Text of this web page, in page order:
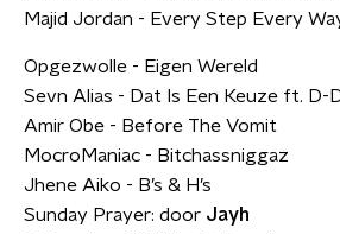
Majid Jordan - Every Step Every
Opgezwolle - Eigen Wereld
Sevn Alias - Dat Is Een Keuze ft. D-
Amir Obe - Before The Vomit
MocroManiac - Bitchassniggaz
Jhene Aiko - B’s & H’s
Sunday Prayer: door Jayh